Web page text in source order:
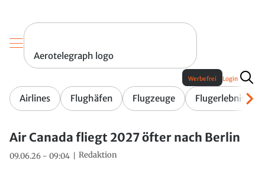
Aerotelegraph logo
Airlines Flughäfen Flugzeuge Flugerlebnis
Werbefrei Login
Air Canada fliegt 2027 öfter nach Berlin
09.06.26 - 09:04 Redaktion